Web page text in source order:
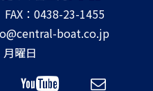
：0438-23-1455
boat.co.jp
曜日